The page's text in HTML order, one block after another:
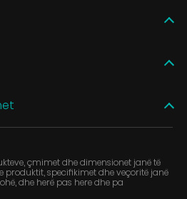
çmimet dhe dimensionet janë të
produktit, specifikimet dhe veçoritë janë
dhe herë pas here dhe pa